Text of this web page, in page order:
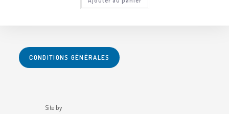
CONDITIONS GÉNÉRALES
Site by